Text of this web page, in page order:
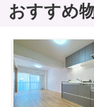
おすすめ